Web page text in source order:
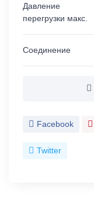
Давление
перегрузки макс.
Соединение
Facebook
Twitter